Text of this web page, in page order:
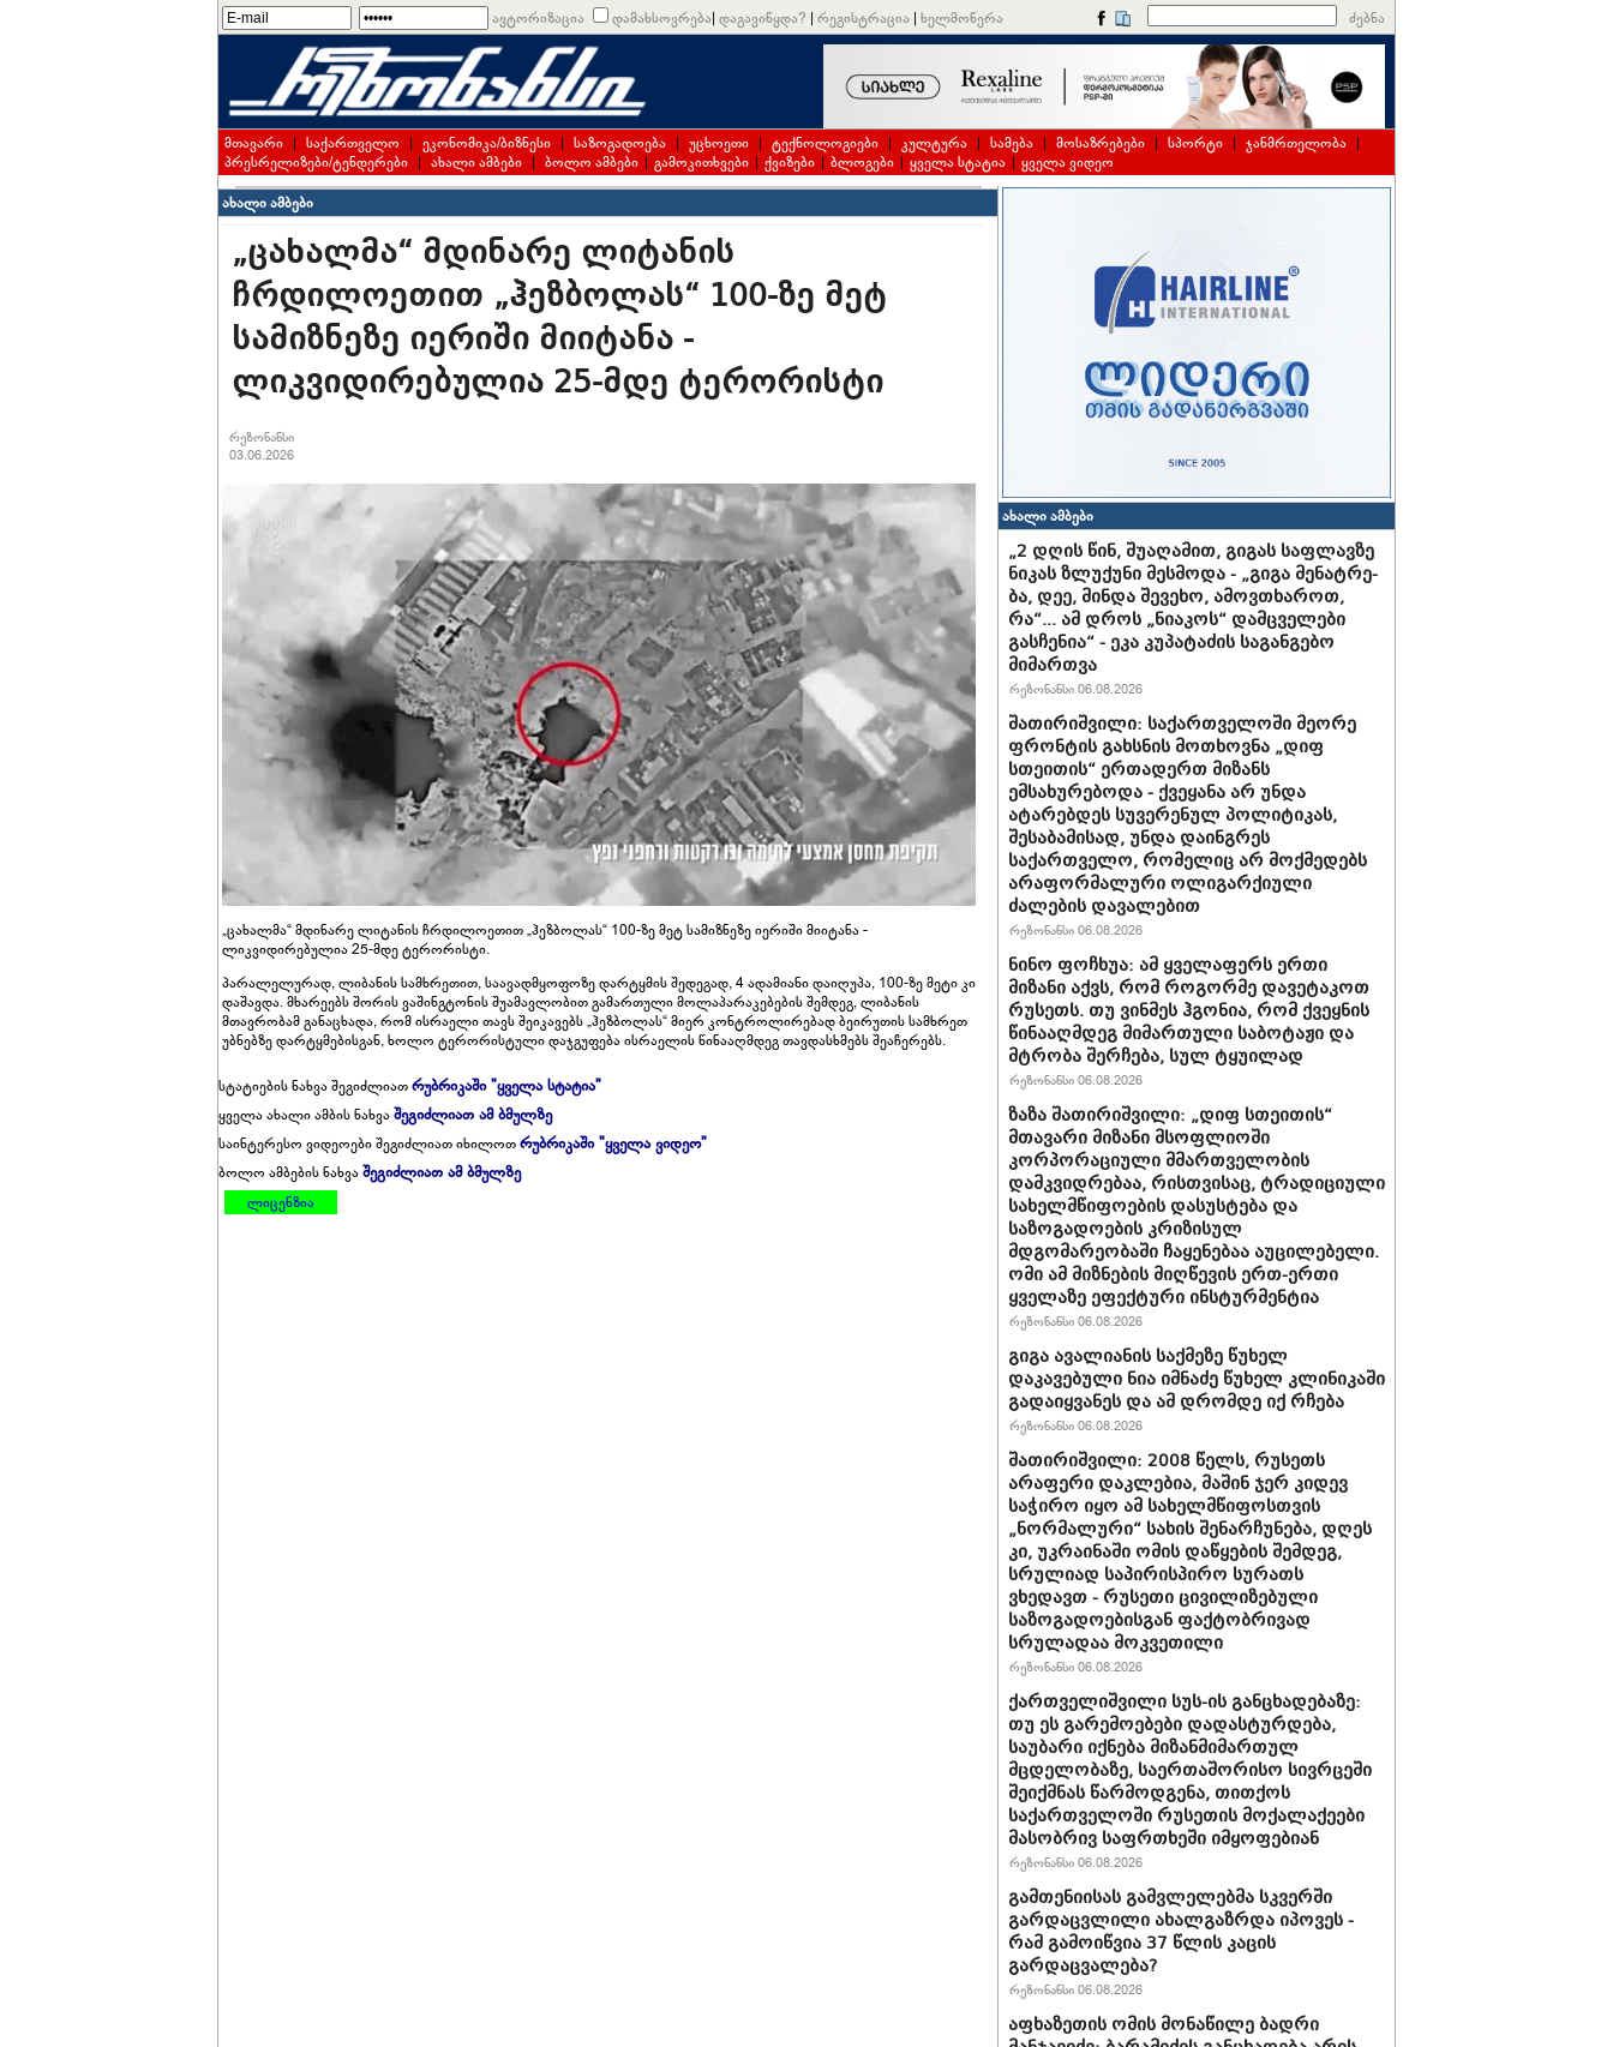
ავტორიზაცია დამახსოვრება| დაგავიწყდა? | რეგისტრაცია | ხელმოწერა ძებნა
მთავარი | საქართველო | ეკონომიკა/ბიზნესი | საზოგადოება | უცხოეთი | ტექნოლოგიები | კულტურა | სამება | მოსაზრებები | სპორტი | ჯანმრთელობა |
პრესრელიზები/ტენდერები | ახალი ამბები | ბოლო ამბები | გამოკითხვები | ქვიზები | ბლოგები | ყველა სტატია | ყველა ვიდეო
ახალი ამბები
„ცახალმა“ მდინარე ლიტანის
ჩრდილოეთით „ჰეზბოლას“ 100-ზე მეტ
სამიზნეზე იერიში მიიტანა -
ლიკვიდირებულია 25-მდე ტერორისტი
რეზონანსი
03.06.2026
„ცახალმა“ მდინარე ლიტანის ჩრდილოეთით „ჰეზბოლას“ 100-ზე მეტ სამიზნეზე იერიში მიიტანა -
ლიკვიდირებულია 25-მდე ტერორისტი.
პარალელურად, ლიბანის სამხრეთით, საავადმყოფოზე დარტყმის შედეგად, 4 ადამიანი დაიღუპა, 100-ზე მეტი კი
დაშავდა. მხარეებს შორის ვაშინგტონის შუამავლობით გამართული მოლაპარაკებების შემდეგ, ლიბანის
მთავრობამ განაცხადა, რომ ისრაელი თავს შეიკავებს „ჰეზბოლას“ მიერ კონტროლირებად ბეირუთის სამხრეთ
უბნებზე დარტყმებისგან, ხოლო ტერორისტული დაჯგუფება ისრაელის წინააღმდეგ თავდასხმებს შეაჩერებს.
სტატიების ნახვა შეგიძლიათრუბრიკაში "ყველა სტატია"
ყველა ახალი ამბის ნახვაშეგიძლიათ ამ ბმულზე
საინტერესო ვიდეოები შეგიძლიათ იხილოთრუბრიკაში "ყველა ვიდეო"
ბოლო ამბების ნახვაშეგიძლიათ ამ ბმულზე
ლიცენზია
ახალი ამბები
„2 დღის წინ, შუ­ა­ღა­მით, გი­გას საფ­ლავ­ზე
ნი­კას ზლუ­ქუ­ნი მესმოდა - „გიგა მე­ნატ­რე­
ბა, დეე, მინ­და შე­ვე­ხო, ამოვ­თხა­როთ,
რა“... ამ დროს „ნი­ა­კოს“ დამ­ცვე­ლე­ბი
გას­ჩე­ნია“ - ეკა კუპატაძის საგანგებო
მიმართვა
რეზონანსი 06.08.2026
შათირიშვილი: საქართველოში მეორე
ფრონტის გახსნის მოთხოვნა „დიფ
სთეითის“ ერთადერთ მიზანს
ემსახურებოდა - ქვეყანა არ უნდა
ატარებდეს სუვერენულ პოლიტიკას,
შესაბამისად, უნდა დაინგრეს
საქართველო, რომელიც არ მოქმედებს
არაფორმალური ოლიგარქიული
ძალების დავალებით
რეზონანსი 06.08.2026
ნინო ფოჩხუა: ამ ყველაფერს ერთი
მიზანი აქვს, რომ როგორმე დავეტაკოთ
რუსეთს. თუ ვინმეს ჰგონია, რომ ქვეყნის
წინააღმდეგ მიმართული საბოტაჟი და
მტრობა შერჩება, სულ ტყუილად
რეზონანსი 06.08.2026
ზაზა შათირიშვილი: „დიფ სთეითის“
მთავარი მიზანი მსოფლიოში
კორპორაციული მმართველობის
დამკვიდრებაა, რისთვისაც, ტრადიციული
სახელმწიფოების დასუსტება და
საზოგადოების კრიზისულ
მდგომარეობაში ჩაყენებაა აუცილებელი.
ომი ამ მიზნების მიღწევის ერთ-ერთი
ყველაზე ეფექტური ინსტურმენტია
რეზონანსი 06.08.2026
გიგა ავალიანის საქმეზე წუხელ
დაკავებული ნია იმნაძე წუხელ კლინიკაში
გადაიყვანეს და ამ დრომდე იქ რჩება
რეზონანსი 06.08.2026
შათირიშვილი: 2008 წელს, რუსეთს
არაფერი დაკლებია, მაშინ ჯერ კიდევ
საჭირო იყო ამ სახელმწიფოსთვის
„ნორმალური“ სახის შენარჩუნება, დღეს
კი, უკრაინაში ომის დაწყების შემდეგ,
სრულიად საპირისპირო სურათს
ვხედავთ - რუსეთი ცივილიზებული
საზოგადოებისგან ფაქტობრივად
სრულადაა მოკვეთილი
რეზონანსი 06.08.2026
ქართველიშვილი სუს-ის განცხადებაზე:
თუ ეს გარემოებები დადასტურდება,
საუბარი იქნება მიზანმიმართულ
მცდელობაზე, საერთაშორისო სივრცეში
შეიქმნას წარმოდგენა, თითქოს
საქართველოში რუსეთის მოქალაქეები
მასობრივ საფრთხეში იმყოფებიან
რეზონანსი 06.08.2026
გამთენიისას გამვლელებმა სკვერში
გარდაცვლილი ახალგაზრდა იპოვეს -
რამ გამოიწვია 37 წლის კაცის
გარდაცვალება?
რეზონანსი 06.08.2026
აფხაზეთის ომის მონაწილე ბადრი